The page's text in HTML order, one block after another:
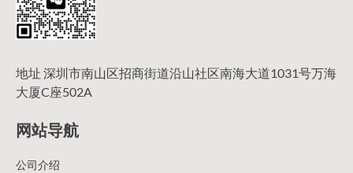
地址 深圳市南山区招商街道沿山社区南海大道1031号万海
大厦C座502A
网站导航
公司介绍